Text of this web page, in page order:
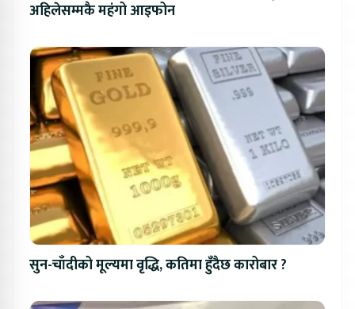
अहिलेसम्मकै महंगो आइफोन
सुन-चाँदीको मूल्यमा वृद्धि, कतिमा हुँदैछ कारोबार ?